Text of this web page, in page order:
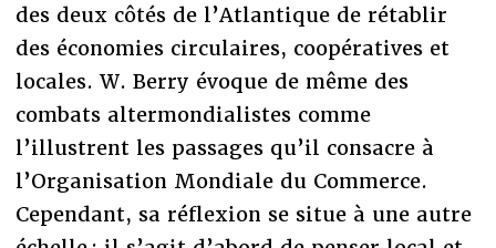
des deux côtés de l’Atlantique de rétablir
des économies circulaires, coopératives et
locales. W. Berry évoque de même des
combats altermondialistes comme
l’illustrent les passages qu’il consacre à
l’Organisation Mondiale du Commerce.
Cependant, sa réflexion se situe à une autre